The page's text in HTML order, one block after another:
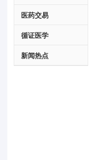
医药交易
循证医学
新闻热点